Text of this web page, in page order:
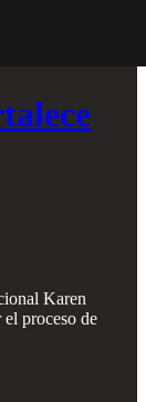
Karen
proceso de